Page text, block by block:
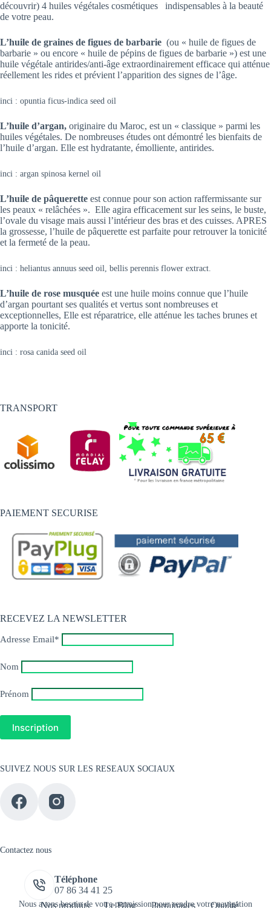
Nous avons besoin de votre permission pour rendre votre navigation
découvrir) 4 huiles végétales cosmétiques indispensables à la beauté
de votre peau.
L’huile de graines de figues de barbarie (ou « huile de figues de
barbarie » ou encore « huile de pépins de figues de barbarie ») est une
huile végétale antirides/anti-âge extraordinairement efficace qui atténue
réellement les rides et prévient l’apparition des signes de l’âge.
inci : opuntia ficus-indica seed oil
L’huile d’argan, originaire du Maroc, est un « classique » parmi les
huiles végétales. De nombreuses études ont démontré les bienfaits de
l’huile d’argan. Elle est hydratante, émolliente, antirides.
inci : argan spinosa kernel oil
L’huile de pâquerette est connue pour son action raffermissante sur
les peaux « relâchées ». Elle agira efficacement sur les seins, le buste,
l’ovale du visage mais aussi l’intérieur des bras et des cuisses. APRES
la grossesse, l’huile de pâquerette est parfaite pour retrouver la tonicité
et la fermeté de la peau.
inci : heliantus annuus seed oil, bellis perennis flower extract.
L’huile de rose musquée est une huile moins connue que l’huile
d’argan pourtant ses qualités et vertus sont nombreuses et
exceptionnelles, Elle est réparatrice, elle atténue les taches brunes et
apporte la tonicité.
inci : rosa canida seed oil
TRANSPORT
PAIEMENT SECURISE
RECEVEZ LA NEWSLETTER
Adresse Email*
Nom
Prénom
SUIVEZ NOUS SUR LES RESEAUX SOCIAUX
Contactez nous
Téléphone
07 86 34 41 25
Nos produits
Le Blog Parrainages Qualité